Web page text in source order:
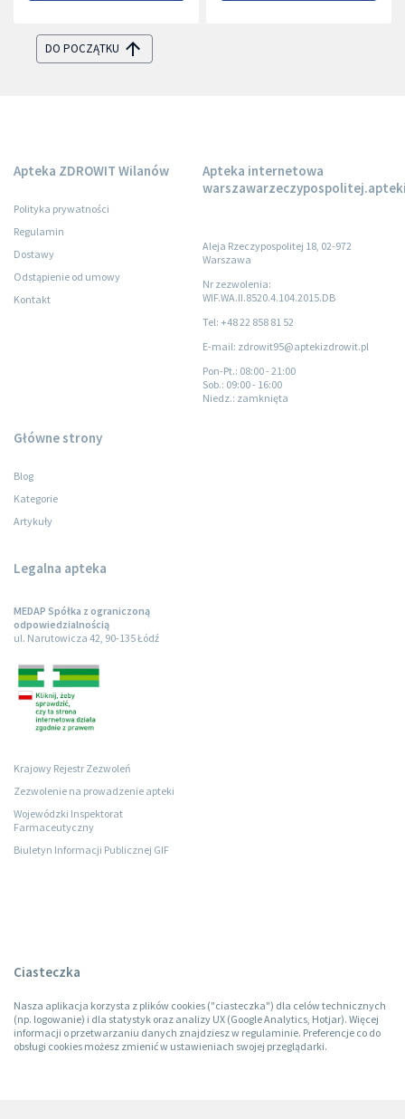
DO POCZĄTKU
Apteka ZDROWIT Wilanów
Polityka prywatności
Regulamin
Dostawy
Odstąpienie od umowy
Kontakt
Apteka internetowa
Aleja Rzeczypospolitej 18, 02-972
Warszawa
Nr zezwolenia:
WIF.WA.II.8520.4.104.2015.DB
Tel: +48 22 858 81 52
E-mail: zdrowit95@aptekizdrowit.pl
Pon-Pt.: 08:00 - 21:00
Sob.: 09:00 - 16:00
Niedz.: zamknięta
Główne strony
Blog
Kategorie
Artykuły
Legalna apteka
MEDAP Spółka z ograniczoną
odpowiedzialnością
ul. Narutowicza 42, 90-135 Łódź
Krajowy Rejestr Zezwoleń
Zezwolenie na prowadzenie apteki
Wojewódzki Inspektorat
Farmaceutyczny
Biuletyn Informacji Publicznej GIF
Ciasteczka
Nasza aplikacja korzysta z plików cookies ("ciasteczka") dla celów technicznych
(np. logowanie) i dla statystyk oraz analizy UX (Google Analytics, Hotjar). Więcej
informacji o przetwarzaniu danych znajdziesz w regulaminie. Preferencje co do
obsługi cookies możesz zmienić w ustawieniach swojej przeglądarki.